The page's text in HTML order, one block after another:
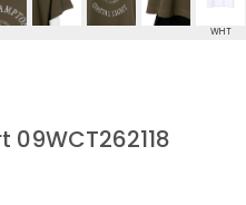
WHT
09WCT262118